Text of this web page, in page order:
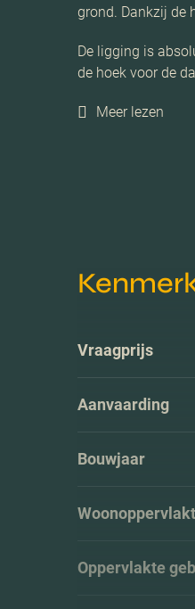
grond. Dankzij de
De ligging is
de hoek voor de
Meer lezen
Vraagprijs
Aanvaarding
Bouwjaar
Oppervlakte